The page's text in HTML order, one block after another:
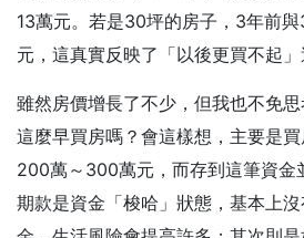
13萬元。若是30坪的房子，3年前
元，這真實反映了「以後更買不起」
雖然房價增長了不少，但我也不免
這麼早買房嗎？會這樣想，主要是
200萬～300萬元，而存到這筆資金
期款是資金「梭哈」狀態，基本上